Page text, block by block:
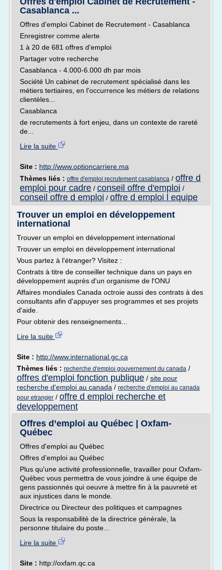
Casablanca ...
Offres d'emploi Cabinet de Recrutement - Casablanca
Enregistrer comme alerte
1 à 20 de 681 offres d'emploi
Partager votre recherche
Casablanca - 4.000-6.000 dh par mois
Société Un cabinet de recrutement spécialisé dans les
métiers tertiaires, en l'occurrence les métiers de relations
clientèles...
Casablanca
de recrutements à fort enjeu, dans un contexte de rareté
de...
Lire la suite
Site : http://www.optioncarriere.ma
Thèmes liés : offre d'emploi recrutement casablanca / offre d
emploi pour cadre / conseil offre d'emploi /
conseil offre d emploi / offre d emploi l equipe
Trouver un emploi en développement
international
Trouver un emploi en développement international
Trouver un emploi en développement international
Vous partez à l'étranger? Visitez :
Contrats à titre de conseiller technique dans un pays en
développement auprès d'un organisme de l'ONU
Affaires mondiales Canada octroie aussi des contrats à des
consultants afin d'appuyer ses programmes et ses projets
d'aide.
Pour obtenir des renseignements...
Lire la suite
Site : http://www.international.gc.ca
Thèmes liés : recherche d'emploi gouvernement du canada /
offres d'emploi fonction publique / site pour
recherche d'emploi au canada / recherche d'emploi au canada
pour etranger / offre d emploi recherche et
developpement
Offres d’emploi au Québec | Oxfam-
Québec
Offres d'emploi au Québec
Offres d'emploi au Québec
Plus qu'une activité professionnelle, travailler pour Oxfam-
Québec vous permettra de vous joindre à une équipe de
gens passionnés qui oeuvre à mettre fin à la pauvreté et
aux injustices dans le monde.
Directrice ou Directeur des politiques et campagnes
Sous la responsabilité de la directrice générale, la
personne titulaire du poste...
Lire la suite
Site : http://oxfam.qc.ca